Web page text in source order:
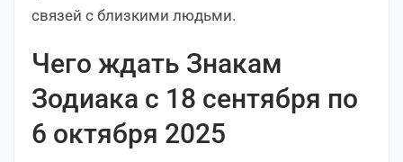
связей с близкими людьми.
Чего ждать Знакам
Зодиака с 18 сентября по
6 октября 2025